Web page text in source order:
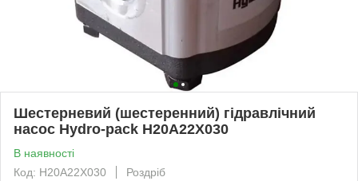
Шестерневий (шестеренний) гідравлічний
насос Hydro-pack H20A22X030
В наявності
Код: H20A22X030
Роздріб